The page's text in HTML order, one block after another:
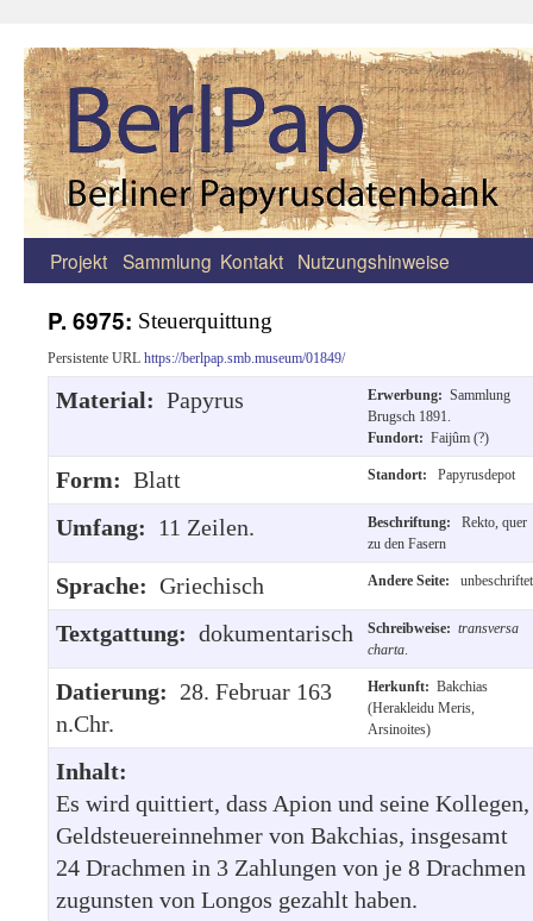
Zum
springen
Projekt Sammlung Kontakt Nutzungshinweise
P. 6975: Steuerquittung
Persistente URL https://berlpap.smb.museum/01849/
Material: Papyrus Erwerbung: Sammlung
Brugsch 1891.
Fundort: Faijûm (?)
Form: Blatt Standort: Papyrusdepot
Umfang: 11 Zeilen. Beschriftung:
Rekto, quer
zu den Fasern
Sprache: Griechisch Andere Seite: unbeschriftet
Textgattung: dokumentarisch Schreibweise: transversa
charta
Datierung: 28. Februar 163
n.Chr.
Herkunft: Bakchias
(Herakleidu Meris,
Arsinoites)
Inhalt:
Es wird quittiert, dass Apion und seine Kollegen,
Geldsteuereinnehmer von Bakchias, insgesamt
24 Drachmen in 3 Zahlungen von je 8 Drachmen
zugunsten von Longos gezahlt haben.